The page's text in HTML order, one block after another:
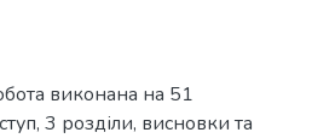
виконана на 51
3 розділи, висновки та